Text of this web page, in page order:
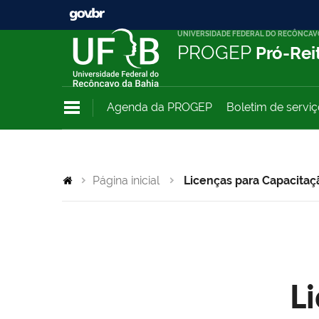
UNIVERSIDADE FEDERAL DO
PROGEP Pró-
Agenda da PROGEP Boletim de
Página inicial Licenças para